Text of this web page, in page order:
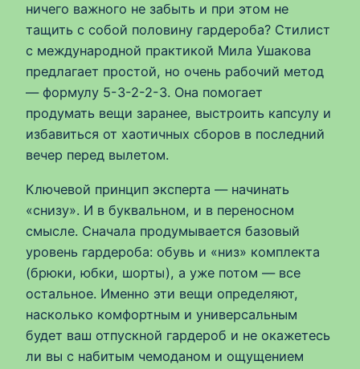
ничего важного не забыть и при этом не
тащить с собой половину гардероба? Стилист
с международной практикой Мила Ушакова
предлагает простой, но очень рабочий метод
— формулу 5-3-2-2-3. Она помогает
продумать вещи заранее, выстроить капсулу и
избавиться от хаотичных сборов в последний
вечер перед вылетом.
Ключевой принцип эксперта — начинать
«снизу». И в буквальном, и в переносном
смысле. Сначала продумывается базовый
уровень гардероба: обувь и «низ» комплекта
(брюки, юбки, шорты), а уже потом — все
остальное. Именно эти вещи определяют,
насколько комфортным и универсальным
будет ваш отпускной гардероб и не окажетесь
ли вы с набитым чемоданом и ощущением